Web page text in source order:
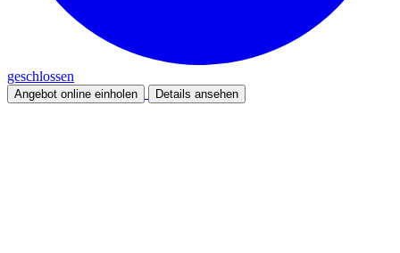
geschlossen
Angebot online einholen Details ansehen